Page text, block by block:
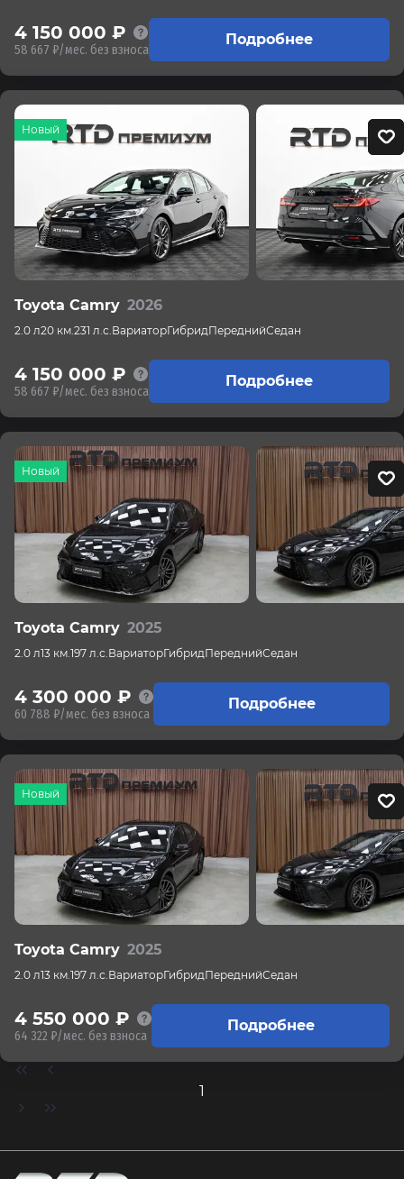
Подробнее
4 150 000 ₽
58 667 ₽/мес. без взноса
Toyota Camry 2026
2.0 л20 км.231 л.с.ВариаторГибридПереднийСедан
Новый
Подробнее
4 150 000 ₽
58 667 ₽/мес. без взноса
Toyota Camry 2025
2.0 л13 км. 197 л.с. ВариаторГибридПереднийСедан
Новый
Подробнее
4 300 000 ₽
60 788 ₽/мес. без взноса
Toyota Camry 2025
2.0 л13 км.197 л.с.ВариаторГибридПереднийСедан
Новый
Подробнее
4 550 000 ₽
64 322 ₽/мес. без взноса
1